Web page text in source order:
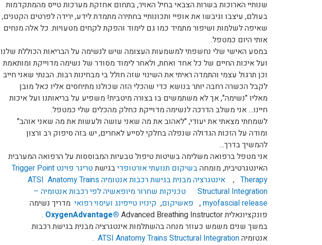
שנותיי הארוכות בשרות הצבאי בחיל האויר, בתחום אחזקת מערכות טייס מהמתקדמות
בעולם, עיצבו וגיבשו את אופיי ותכונותיי בחתירה מתמדת לידע, ירידה לפרטים הקטנים,
שאיפה לשלמות ושיפור מתמיד כמו גם לימוד והפקת לקחים מטעויות. כל אלה מנחים
אותי היום כמטפל.
במסע האישי שלי נחשפתי למשמעות העצומה שיש לנשימה על הבריאות הכוללת שלנו
ועל איכות החיים של כל אחד ואחת, ולאחר לימוד מסודר של נשימה מדוייקת ומותאמת
וכן תרגול עצמי והתמדה ראיתי את השינוי שזה חולל בי מבחינות רבות. הבנתי שאני חייב
לקבל הכשרה רחבה יותר בנושא כדי שהכלי הזה שכולנו מתיחסים אליו כאל מובן
מאליו "נשימה", אך לא משתמשים בו בצורה מיטבית! משפיע על בריאותנו ועל איכות
חיינו… אני משלב הדרכה לנשימה מדוייקת כחלק מהכלים שלי כמטפל.
לשמחתי מצאתי את יעודי, "לאהוב את מה שאני עושה ולעשות את מה שאני אוהב"
ומודה על הזכות הגדולה שנפלה בחלקי לסייע לאחרים, יש בזה סיפוק רב ורצון
להמשיך בדרך…
אני מטפל ברפואה משלימה בשיטות טיפול טבעיות המבוססות על הרפואה המערבית
האינטגרטיבית, מומחהבשיקום תנועתי אורטופדיבגישת
טריגר פוינט Trigger Point
Therapy
,
אינטגרציה מבנית בגישת רכבות אנטומיה ATSI Anatomy Trains
Structural Integration
טכניקות שחרור מיופאשיה לפי רכבות אנטומיה –
myofascial release
, פאשיקום, קינזיו טייפינג ועיסוי רפואי מדריך נשימה
פונקציונאלית
OxygenAdvantage® Advanced Breathing Instructor .
במשך שנים משמש כעוזר מנחה בהשתלמות אינטגרציה מבנית בגישת רכבות
אנטומיהATSI Anatomy Trains Structural Integration
.